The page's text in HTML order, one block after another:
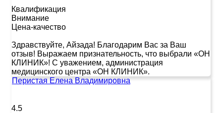
Квалификация
Внимание
Цена-качество
Здравствуйте, Айзада! Благодарим Вас за Ваш
отзыв! Выражаем признательность, что выбрали «ОН
КЛИНИК»! С уважением, администрация
медицинского центра «ОН КЛИНИК».
Перистая Елена Владимировна
4.5